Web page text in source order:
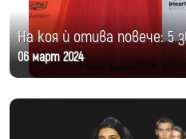
На коя ѝ отива повече: 5
06 март 2024